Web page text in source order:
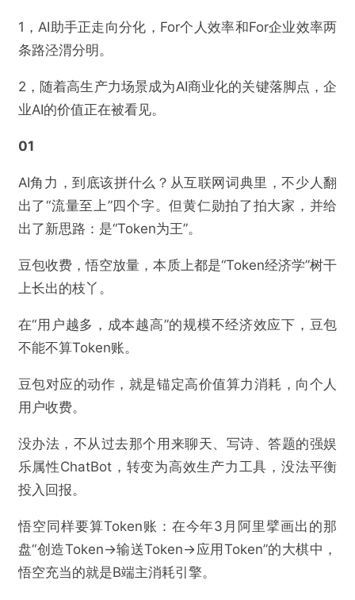
1，AI助手正走向分化，For个人效率和For企业效率两
条路泾渭分明。
2，随着高生产力场景成为AI商业化的关键落脚点，企
业AI的价值正在被看见。
01
AI角力，到底该拼什么？从互联网词典里，不少人翻
出了“流量至上”四个字。但黄仁勋拍了拍大家，并给
出了新思路：是“Token为王”。
豆包收费，悟空放量，本质上都是“Token经济学”树干
上长出的枝丫。
在“用户越多，成本越高”的规模不经济效应下，豆包
不能不算Token账。
豆包对应的动作，就是锚定高价值算力消耗，向个人
用户收费。
没办法，不从过去那个用来聊天、写诗、答题的强娱
乐属性ChatBot，转变为高效生产力工具，没法平衡
投入回报。
悟空同样要算Token账：在今年3月阿里擘画出的那
盘“创造Token→输送Token→应用Token”的大棋中，
悟空充当的就是B端主消耗引擎。